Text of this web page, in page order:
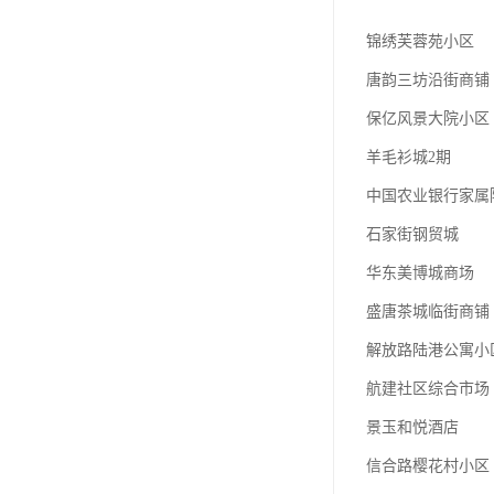
锦绣芙蓉苑小区
唐韵三坊沿街商铺
保亿风景大院小区
羊毛衫城2期
中国农业银行家属
石家街钢贸城
华东美博城商场
盛唐茶城临街商铺
解放路陆港公寓小
航建社区综合市场
景玉和悦酒店
信合路樱花村小区